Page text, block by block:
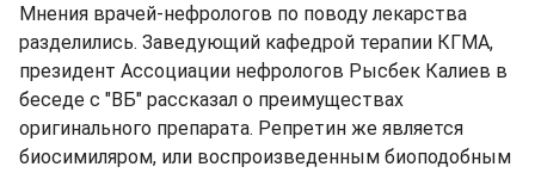
Мнения врачей-нефрологов по поводу лекарства
разделились. Заведующий кафедрой терапии КГМА,
президент Ассоциации нефрологов Рысбек Калиев в
беседе с "ВБ" рассказал о преимуществах
оригинального препарата. Репретин же является
биосимиляром, или воспроизведенным биоподобным